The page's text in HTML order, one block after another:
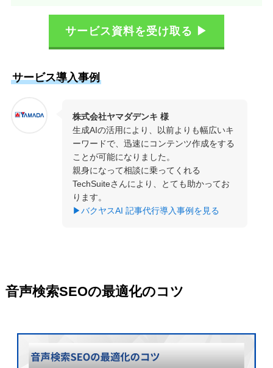
サービス資料を受け取る ▶
サービス導入事例
株式会社ヤマダデンキ 様
生成AIの活用により、以前よりも幅広いキ
ーワードで、迅速にコンテンツ作成をする
ことが可能になりました。
親身になって相談に乗ってくれる
TechSuiteさんにより、とても助かってお
ります。
▶バクヤスAI 記事代行導入事例を見る
音声検索SEOの最適化のコツ